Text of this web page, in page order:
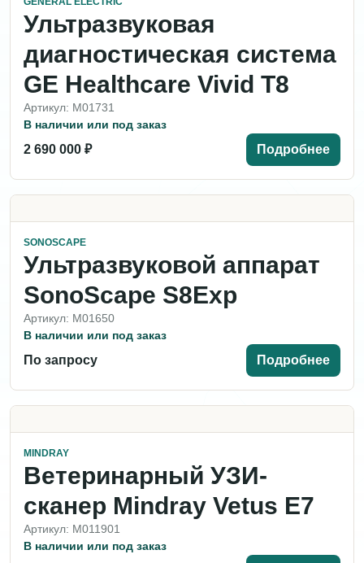
Ультразвуковая
диагностическая система
GE Healthcare Vivid T8
Артикул: M01731
В наличии или под заказ
2 690 000 ₽ Подробнее
SONOSCAPE
Ультразвуковой аппарат
SonoScape S8Exp
Артикул: M01650
В наличии или под заказ
По запросу Подробнее
MINDRAY
Ветеринарный УЗИ-
сканер Mindray Vetus E7
Артикул: M011901
В наличии или под заказ